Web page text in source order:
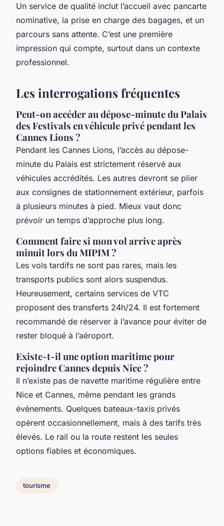
Un service de qualité inclut l’accueil avec pancarte
nominative, la prise en charge des bagages, et un
parcours sans attente. C’est une première
impression qui compte, surtout dans un contexte
professionnel.
Les interrogations fréquentes
Peut-on accéder au dépose-minute du Palais
des Festivals en véhicule privé pendant les
Cannes Lions ?
Pendant les Cannes Lions, l’accès au dépose-
minute du Palais est strictement réservé aux
véhicules accrédités. Les autres devront se plier
aux consignes de stationnement extérieur, parfois
à plusieurs minutes à pied. Mieux vaut donc
prévoir un temps d’approche plus long.
Comment faire si mon vol arrive après
minuit lors du MIPIM ?
Les vols tardifs ne sont pas rares, mais les
transports publics sont alors suspendus.
Heureusement, certains services de VTC
proposent des transferts 24h/24. Il est fortement
recommandé de réserver à l’avance pour éviter de
rester bloqué à l’aéroport.
Existe-t-il une option maritime pour
rejoindre Cannes depuis Nice ?
Il n’existe pas de navette maritime régulière entre
Nice et Cannes, même pendant les grands
événements. Quelques bateaux-taxis privés
opèrent occasionnellement, mais à des tarifs très
élevés. Le rail ou la route restent les seules
options fiables et économiques.
tourisme